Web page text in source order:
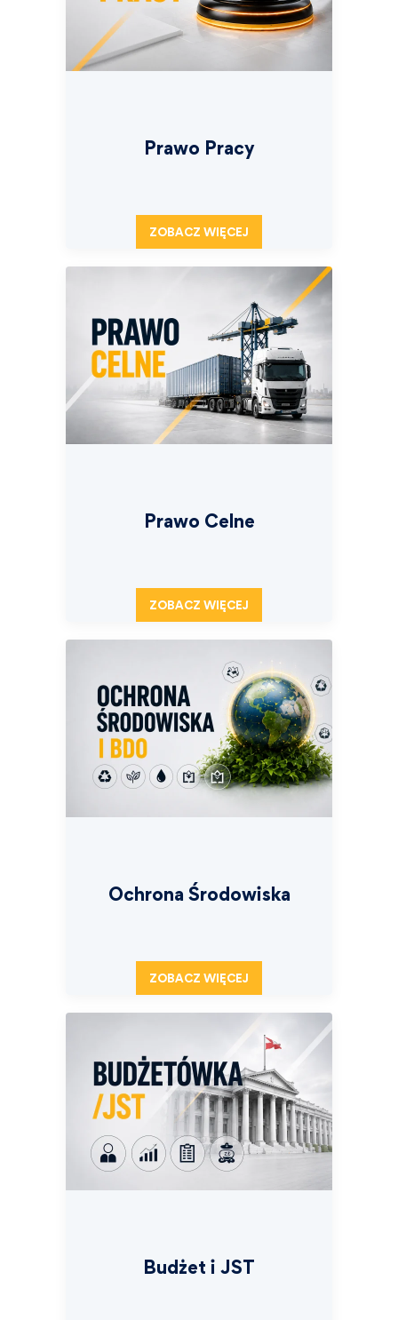
Prawo Pracy
ZOBACZ WIĘCEJ
Prawo Celne
ZOBACZ WIĘCEJ
Ochrona Środowiska
ZOBACZ WIĘCEJ
Budżet i JST